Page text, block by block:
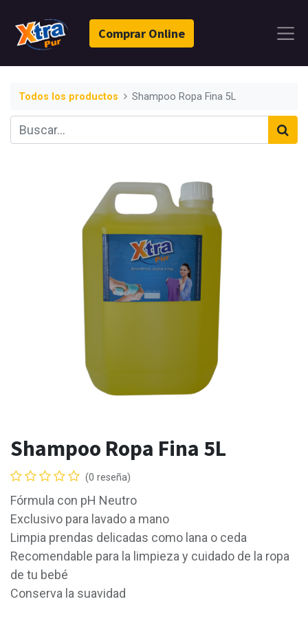
Comprar Online
Todos los productos Shampoo Ropa Fina 5L
Shampoo Ropa Fina 5L
(0 reseña)
Fórmula con pH Neutro
Exclusivo para lavado a mano
Limpia prendas delicadas como lana o ceda
Recomendable para la limpieza y cuidado de la ropa
de tu bebé
Conserva la suavidad